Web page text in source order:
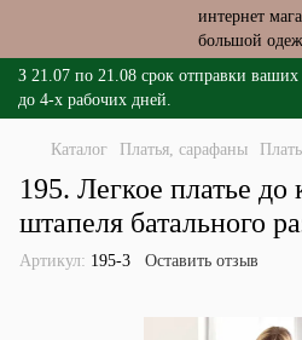
З 21.07 по 21.08 срок отправки
до 4-х рабочих дней.
Каталог Платья, сарафаны
195. Легкое платье до
штапеля батального
Артикул: 195-3 Оставить отзыв